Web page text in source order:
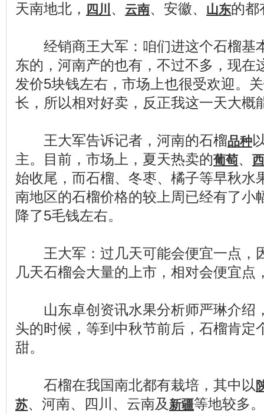
天南地北，
四川 、 云南、安徽、 山东的都
经销商王大军：咱们进这个石榴基
东的，河南产的也有，不过不多，现在
发价5块钱左右，市场上也很受欢迎。
长，所以相对好卖，反正我这一天大概
王大军告诉记者，河南的石榴品种
主。目前，市场上，夏天热卖的葡萄、
始收尾，而石榴、冬枣、橘子等早秋水
南地区的石榴价格的较上周已经有了小
降了5毛钱左右。
王大军：过几天可能会便宜一点，
几天石榴会大量的上市，相对会便宜点
山东卓创资讯水果分析师严琳介绍
头的时候，等到中秋节前后，石榴肯定
甜。
石榴在我国南北都有栽培，其中以
苏、河南、四川、云南及 新疆等地较多